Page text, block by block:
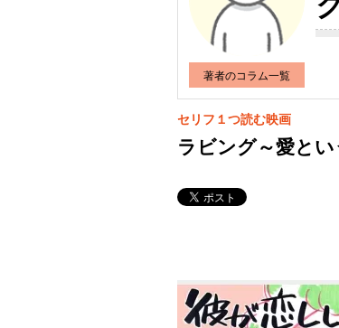
著者のコラム一覧
セリフ１つ読む映画
ラビング～愛とい